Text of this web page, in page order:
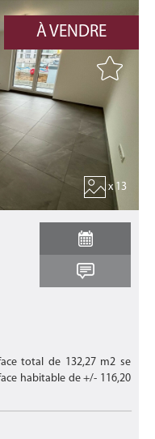
À VENDRE
x 13
total de 132,27 m2 se
habitable de +/- 116,20
et un balcon de +/- 2,46